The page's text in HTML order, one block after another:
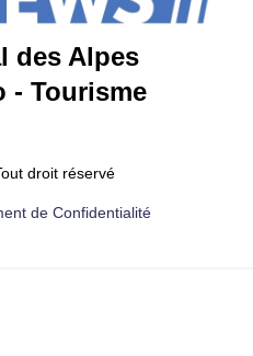
des Alpes
- Tourisme
droit réservé
de Confidentialité